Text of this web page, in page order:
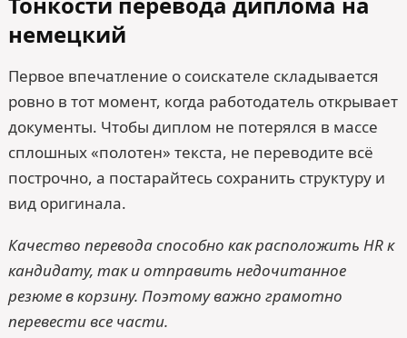
немецкий
Первое впечатление о соискателе складывается
ровно в тот момент, когда работодатель открывает
документы. Чтобы диплом не потерялся в массе
сплошных «полотен» текста, не переводите всё
построчно, а постарайтесь сохранить структуру и
вид оригинала.
Качество перевода способно как расположить HR к
кандидату, так и отправить недочитанное
резюме в корзину. Поэтому важно грамотно
перевести все части.